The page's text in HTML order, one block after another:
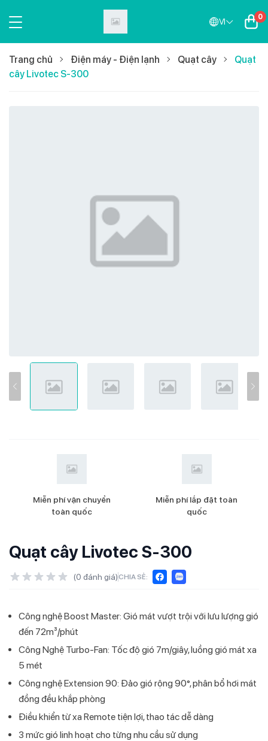
VI 0
Trang chủ Điện máy - Điện lạnh Quạt cây
Quạt
cây Livotec S-300
Miễn phí vận chuyển
toàn quốc
Miễn phí lắp đặt toàn
quốc
Quạt cây Livotec S-300
(0 đánh giá)CHIA SẺ:
Công nghệ Boost Master: Gió mát vượt trội với lưu lượng gió
đến 72m³/phút
Công Nghệ Turbo-Fan: Tốc độ gió 7m/giây, luồng gió mát xa
5 mét
Công nghệ Extension 90: Đảo gió rộng 90°, phân bổ hơi mát
đồng đều khắp phòng
Điều khiển từ xa Remote tiện lợi, thao tác dễ dàng
3 mức gió linh hoạt cho từng nhu cầu sử dụng